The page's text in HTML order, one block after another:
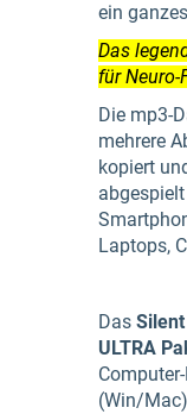
ein
Das
für Neuro-
Die mp3-
mehrere
kopiert
Laptops,
Das
ULTRA
(Win/